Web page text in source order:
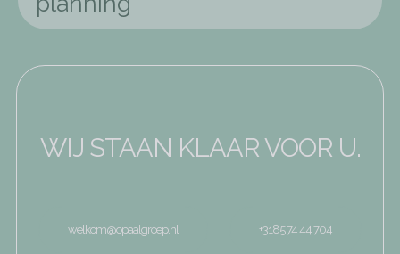
WIJ STAAN KLAAR VOOR U.
welkom@opaalgroep.nl +3185 74 44 704